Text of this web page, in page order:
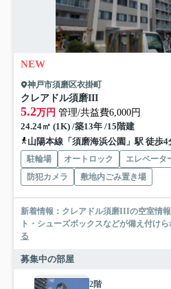
NEW
神戸市須磨区衣掛町
クレアドル須磨III
5.2万円 管理/共益費6,000円
24.24㎡ (1K) /築13年 /15階建
山陽本線「須磨海浜公園」駅 徒歩4
駐輪場 オートロック エレベータ
防犯カメラ
敷地内ごみ置き場
新着情報：クレアドル須磨IIIの空室情
ト・シューズボックスなどが備え付け
る
募集中の部屋
2階